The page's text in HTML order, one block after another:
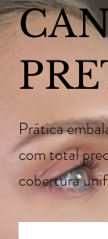
Prática
com total
cobertura